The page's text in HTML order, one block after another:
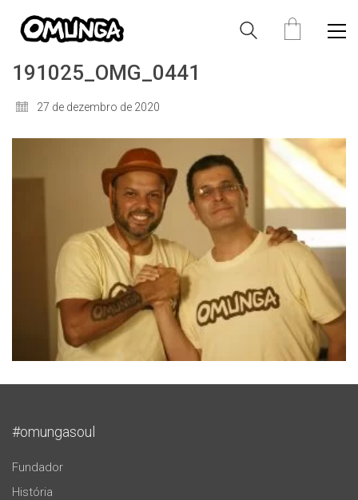
191025_OMG_0441
27 de dezembro de 2020
#omungasoul
Fundador
História